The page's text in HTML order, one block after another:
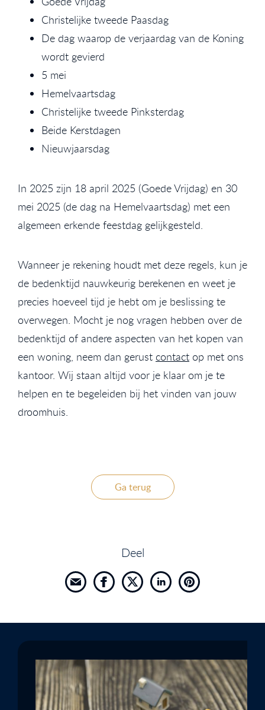
Christelijke tweede Paasdag
De dag waarop de verjaardag van de Koning
wordt gevierd
5 mei
Hemelvaartsdag
Christelijke tweede Pinksterdag
Beide Kerstdagen
Nieuwjaarsdag
In 2025 zijn 18 april 2025 (Goede Vrijdag) en 30
mei 2025 (de dag na Hemelvaartsdag) met een
algemeen erkende feestdag gelijkgesteld.
Wanneer je rekening houdt met deze regels, kun je
de bedenktijd nauwkeurig berekenen en weet je
precies hoeveel tijd je hebt om je beslissing te
overwegen. Mocht je nog vragen hebben over de
bedenktijd of andere aspecten van het kopen van
een woning, neem dan gerust contact op met ons
kantoor. Wij staan altijd voor je klaar om je te
helpen en te begeleiden bij het vinden van jouw
droomhuis.
Ga terug
Deel